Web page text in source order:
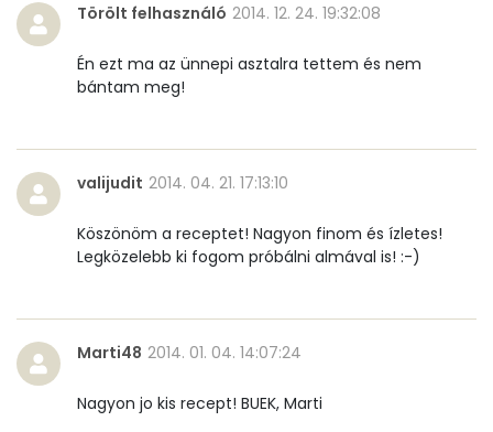
Mangán
Cukor
24 mg
Élelmi rost
8 mg
Törölt felhasználó 2014. 12. 24. 19:32:08
Én ezt ma az ünnepi asztalra tettem és nem
bántam meg!
valijudit 2014. 04. 21. 17:13:10
Köszönöm a receptet! Nagyon finom és ízletes!
Legközelebb ki fogom próbálni almával is! :-)
Marti48 2014. 01. 04. 14:07:24
Nagyon jo kis recept! BUEK, Marti